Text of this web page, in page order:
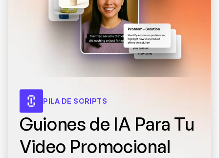
PILA DE SCRIPTS
Guiones de IA Para Tu
Video Promocional